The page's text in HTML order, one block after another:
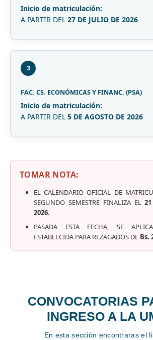
Inicio de matriculación:
A PARTIR DEL 27 DE JULIO DE 2026
3
FAC. CS. ECONÓMICAS Y FINANC. (PSA)
Inicio de matriculación:
A PARTIR DEL 5 DE AGOSTO DE 2026
TOMAR NOTA:
EL CALENDARIO OFICIAL DE
SEGUNDO SEMESTRE FINALIZA EL
2026.
PASADA ESTA FECHA, SE
ESTABLECIDA PARA REZAGADOS DE Bs.
CONVOCATORIAS
INGRESO A LA
En esta sección encontraras el